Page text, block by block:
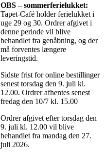
OBS – sommerferielukket:
Tapet-Café holder ferielukket i
uge 29 og 30. Ordrer afgivet i
denne periode vil blive
behandlet fra genåbning, og der
må forventes længere
leveringstid.
Sidste frist for online bestillinger
senest torsdag den 9. juli kl.
12.00. Ordrer afhentes senest
fredag den 10/7 kl. 15.00
Ordrer afgivet efter torsdag den
9. juli kl. 12.00 vil blive
behandlet fra mandag den 27.
juli 2026.